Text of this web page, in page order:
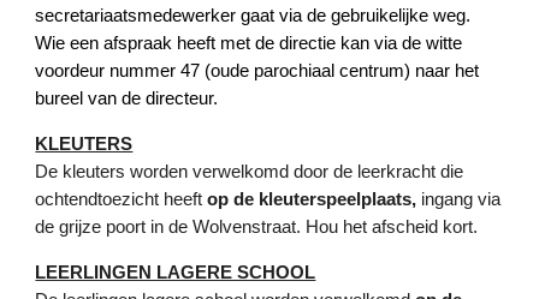
secretariaatsmedewerker gaat via de gebruikelijke weg.
Wie een afspraak heeft met de directie kan via de witte
voordeur nummer 47 (oude parochiaal centrum) naar het
bureel van de directeur.
KLEUTERS
De kleuters worden verwelkomd door de leerkracht die
ochtendtoezicht heeftop de kleuterspeelplaats, ingang via
de grijze poort in de Wolvenstraat. Hou het afscheid kort.
LEERLINGEN LAGERE SCHOOL